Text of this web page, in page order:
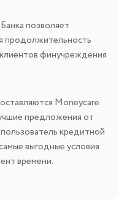
позволяет
продолжительность
финучреждения
Moneycare.
предложения от
кредитной
выгодные условия
времени.